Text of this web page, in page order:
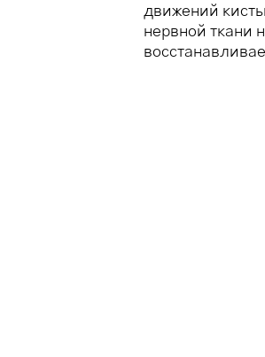
движений
нервной ткани